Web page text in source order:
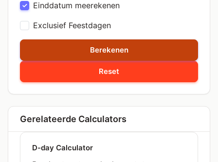
Einddatum meerekenen
Exclusief Feestdagen
Reset
Berekenen
Gerelateerde Calculators
D-day Calculator